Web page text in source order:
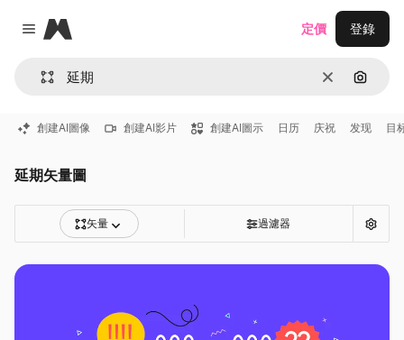
Close menu
Magnific
清除 通過圖
定價 登錄
創建AI圖像 創建AI影片 創建AI圖示 日历 庆祝 发现 目
延期矢量圖
矢量 過濾器